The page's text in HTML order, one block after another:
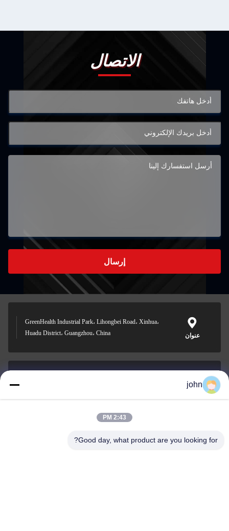
الاتصال
إرسال
عنوان
GreenHealth Industrial Park، Lihongbei Road، Xinhua،
Huadu District، Guangzhou، China
بريد إلكتروني
0086-153-7406-6785
john
2:43 PM
Good day, what product are you looking for?